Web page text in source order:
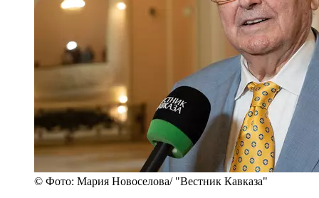
© Фото: Мария Новоселова/ "Вестник Кавказа"